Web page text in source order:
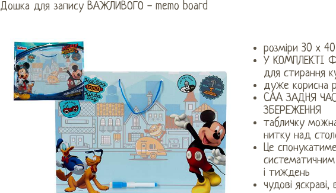
Дошка для запису ВАЖЛИВОГО - memo board
розміри 30 х
У КОМПЛЕКТІ
для стирання
дуже корисна
CAA ЗАДНЯ
ЗБЕРЕЖЕННЯ
табличку
нитку над
Це
систематичним
і тиждень
чудові яскраві,